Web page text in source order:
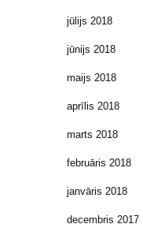
jūlijs 2018
jūnijs 2018
maijs 2018
aprīlis 2018
marts 2018
februāris 2018
janvāris 2018
decembris 2017